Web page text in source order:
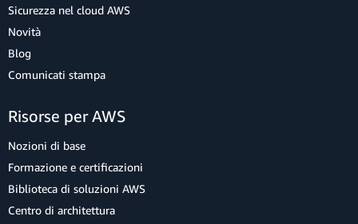
Sicurezza nel cloud AWS
Novità
Blog
Comunicati stampa
Risorse per AWS
Nozioni di base
Formazione e certificazioni
Biblioteca di soluzioni AWS
Centro di architettura